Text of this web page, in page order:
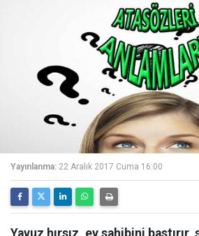
Yayınlanma: 22 Aralık 2017 Cuma 16:00
Yavuz hırsız, ev sahibini